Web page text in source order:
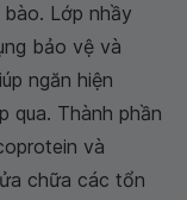
Lớp nhầy
bảo vệ và
ngăn hiện
qua. Thành phần
và
chữa các tổn